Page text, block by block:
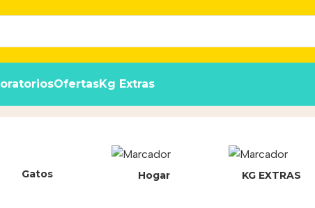
OfertasKg Extras
Gatos Hogar KG EXTRAS